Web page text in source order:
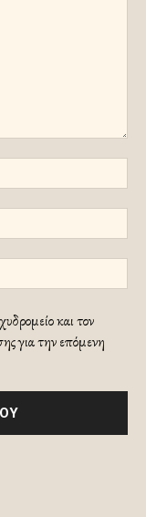
και τον
για την επόμενη